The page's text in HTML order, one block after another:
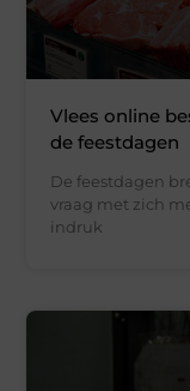
Vlees online
de feestdagen
De feestdagen
vraag met zich
indruk